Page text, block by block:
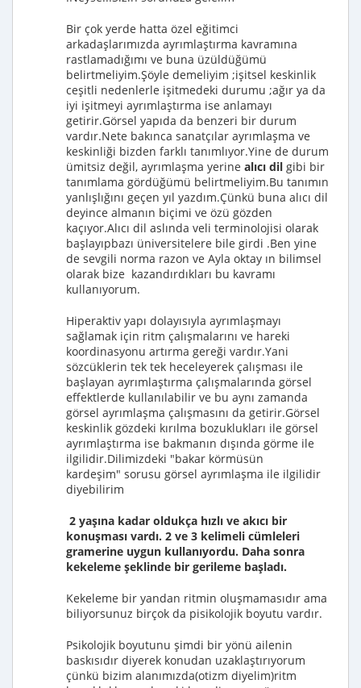
Bir çok yerde hatta özel eğitimci
arkadaşlarımızda ayrımlaştırma kavramına
rastlamadığımı ve buna üzüldüğümü
belirtmeliyim.Şöyle demeliyim ;işitsel keskinlik
ceşitli nedenlerle işitmedeki durumu ;ağır ya da
iyi işitmeyi ayrımlaştırma ise anlamayı
getirir.Görsel yapıda da benzeri bir durum
vardır.Nete bakınca sanatçılar ayrımlaşma ve
keskinliği bizden farklı tanımlıyor.Yine de durum
ümitsiz değil, ayrımlaşma yerine alıcı dil gibi bir
tanımlama gördüğümü belirtmeliyim.Bu tanımın
yanlışlığını geçen yıl yazdım.Çünkü buna alıcı dil
deyince almanın biçimi ve özü gözden
kaçıyor.Alıcı dil aslında veli terminolojisi olarak
başlayıpbazı üniversitelere bile girdi .Ben yine
de sevgili norma razon ve Ayla oktay ın bilimsel
olarak bize kazandırdıkları bu kavramı
kullanıyorum.
Hiperaktiv yapı dolayısıyla ayrımlaşmayı
sağlamak için ritm çalışmalarını ve hareki
koordinasyonu artırma gereği vardır.Yani
sözcüklerin tek tek heceleyerek çalışması ile
başlayan ayrımlaştırma çalışmalarında görsel
effektlerde kullanılabilir ve bu aynı zamanda
görsel ayrımlaşma çalışmasını da getirir.Görsel
keskinlik gözdeki kırılma bozuklukları ile görsel
ayrımlaştırma ise bakmanın dışında görme ile
ilgilidir.Dilimizdeki "bakar körmüsün
kardeşim" sorusu görsel ayrımlaşma ile ilgilidir
diyebilirim
2 yaşına kadar oldukça hızlı ve akıcı bir
konuşması vardı. 2 ve 3 kelimeli cümleleri
gramerine uygun kullanıyordu. Daha sonra
kekeleme şeklinde bir gerileme başladı.
Kekeleme bir yandan ritmin oluşmamasıdır ama
biliyorsunuz birçok da pisikolojik boyutu vardır.
Psikolojik boyutunu şimdi bir yönü ailenin
baskısıdır diyerek konudan uzaklaştırıyorum
çünkü bizim alanımızda(otizm diyelim)ritm